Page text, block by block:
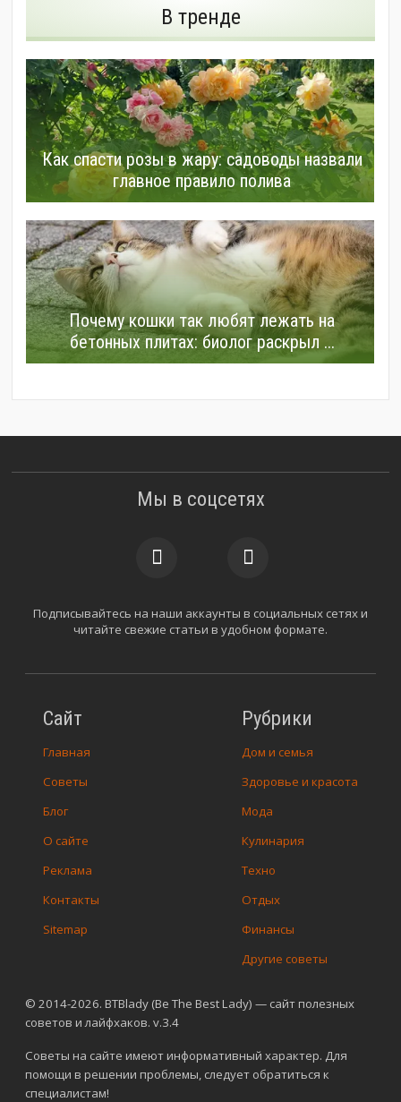
В тренде
Как спасти розы в жару: садоводы назвали
главное правило полива
Почему кошки так любят лежать на
бетонных плитах: биолог раскрыл ...
© 2014-2026. BTBlady (Be The Best Lady) — сайт полезных
советов и лайфхаков. v.3.4
Советы на сайте имеют информативный характер. Для
помощи в решении проблемы, следует обратиться к
специалистам!
Сайт
Главная
Советы
Блог
О сайте
Реклама
Контакты
Sitemap
Рубрики
Дом и семья
Здоровье и красота
Мода
Кулинария
Техно
Отдых
Финансы
Другие советы
Мы в соцсетях
Подписывайтесь на наши аккаунты в социальных сетях и
читайте свежие статьи в удобном формате.